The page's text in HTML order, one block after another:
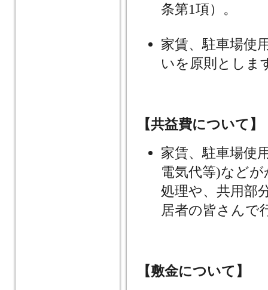
条第1項）。
家賃、駐車場使
いを原則としま
【共益費について】
家賃、駐車場使
電気代等)など
処理や、共用部
居者の皆さんで
【敷金について】